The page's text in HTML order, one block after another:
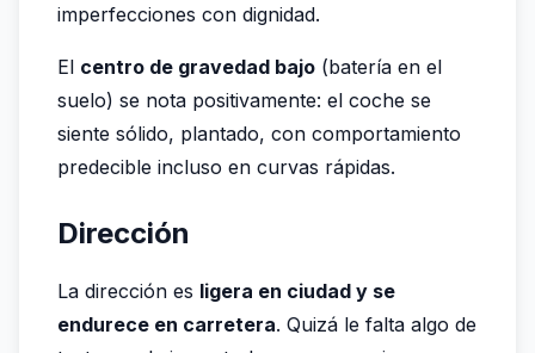
imperfecciones con dignidad.
El centro de gravedad bajo (batería en el
suelo) se nota positivamente: el coche se
siente sólido, plantado, con comportamiento
predecible incluso en curvas rápidas.
Dirección
La dirección es ligera en ciudad y se
endurece en carretera. Quizá le falta algo de